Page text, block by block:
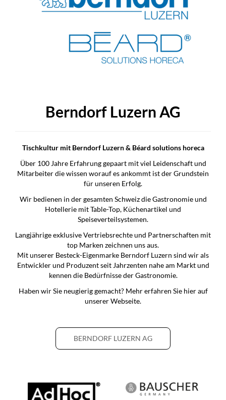
Berndorf Luzern AG
Tischkultur mit Berndorf Luzern & Béard solutions horeca
Über 100 Jahre Erfahrung gepaart mit viel Leidenschaft und
Mitarbeiter die wissen worauf es ankommt ist der Grundstein
für unseren Erfolg.
Wir bedienen in der gesamten Schweiz die Gastronomie und
Hotellerie mit Table-Top, Küchenartikel und
Speiseverteilsystemen.
Langjährige exklusive Vertriebsrechte und Partnerschaften mit
top Marken zeichnen uns aus.
Mit unserer Besteck-Eigenmarke Berndorf Luzern sind wir als
Entwickler und Produzent seit Jahrzenten nahe am Markt und
kennen die Bedürfnisse der Gastronomie.
Haben wir Sie neugierig gemacht? Mehr erfahren Sie hier auf
unserer Webseite.
BERNDORF LUZERN AG